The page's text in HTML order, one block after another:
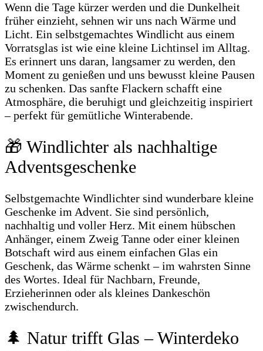
Wenn die Tage kürzer werden und die Dunkelheit
früher einzieht, sehnen wir uns nach Wärme und
Licht. Ein selbstgemachtes Windlicht aus einem
Vorratsglas ist wie eine kleine Lichtinsel im Alltag.
Es erinnert uns daran, langsamer zu werden, den
Moment zu genießen und uns bewusst kleine Pausen
zu schenken. Das sanfte Flackern schafft eine
Atmosphäre, die beruhigt und gleichzeitig inspiriert
– perfekt für gemütliche Winterabende.
🎁 Windlichter als nachhaltige
Adventsgeschenke
Selbstgemachte Windlichter sind wunderbare kleine
Geschenke im Advent. Sie sind persönlich,
nachhaltig und voller Herz. Mit einem hübschen
Anhänger, einem Zweig Tanne oder einer kleinen
Botschaft wird aus einem einfachen Glas ein
Geschenk, das Wärme schenkt – im wahrsten Sinne
des Wortes. Ideal für Nachbarn, Freunde,
Erzieherinnen oder als kleines Dankeschön
zwischendurch.
🌲 Natur trifft Glas – Winterdeko